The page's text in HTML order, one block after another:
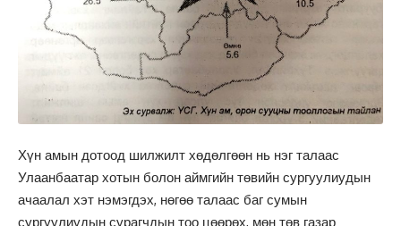
Хүн амын дотоод шилжилт хөдөлгөөн нь нэг талаас
Улаанбаатар хотын болон аймгийн төвийн сургуулиудын
ачаалал хэт нэмэгдэх, нөгөө талаас баг сумын
сургуулиудын сурагчдын тоо цөөрөх, мөн төв газар